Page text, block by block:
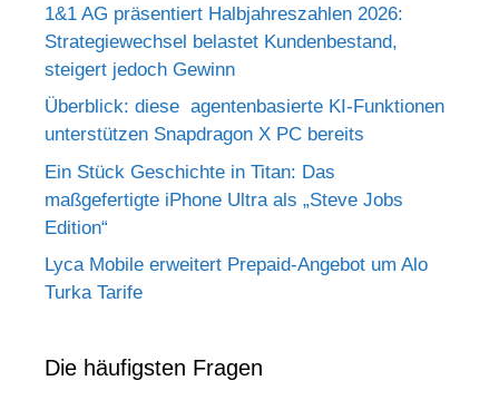
1&1 AG präsentiert Halbjahreszahlen 2026:
Strategiewechsel belastet Kundenbestand,
steigert jedoch Gewinn
Überblick: diese agentenbasierte KI-Funktionen
unterstützen Snapdragon X PC bereits
Ein Stück Geschichte in Titan: Das
maßgefertigte iPhone Ultra als „Steve Jobs
Edition“
Lyca Mobile erweitert Prepaid-Angebot um Alo
Turka Tarife
Die häufigsten Fragen